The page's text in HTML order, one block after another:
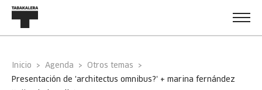
Inicio Agenda
Otros temas
presentación de 'architectus omnibus?' + marina fernández